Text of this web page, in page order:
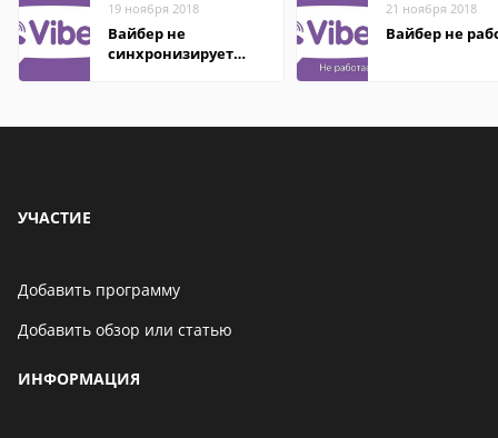
19 ноября 2018
Вайбер не
синхронизирует
21 ноября 2018
Вайбер не
УЧАСТИЕ
Добавить программу
Добавить обзор или статью
ИНФОРМАЦИЯ